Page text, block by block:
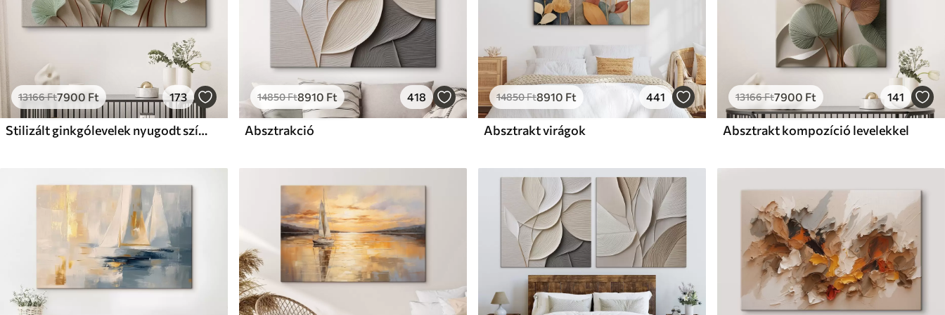
13166Ft7900 Ft 173
Stilizált ginkgólevelek nyugodt színekben
14850Ft8910 Ft 418
Absztrakció
14850Ft8910 Ft 441
Absztrakt virágok
13166Ft7900 Ft 141
Absztrakt kompozíció levelekkel